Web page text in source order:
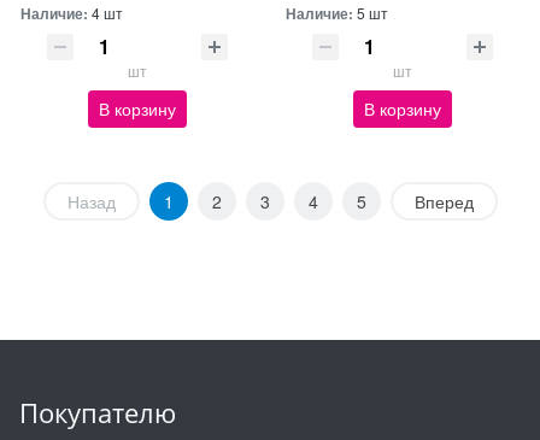
Наличие: 4 шт
шт
В корзину
Наличие: 5 шт
шт
В корзину
Назад 1 2 3 4 5 Вперед
Покупателю